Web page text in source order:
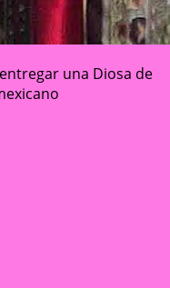
una Diosa de